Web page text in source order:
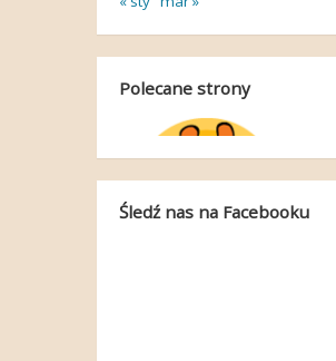
Polecane strony
Śledź nas na Facebooku